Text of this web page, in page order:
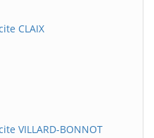
CLAIX
VILLARD-BONNOT